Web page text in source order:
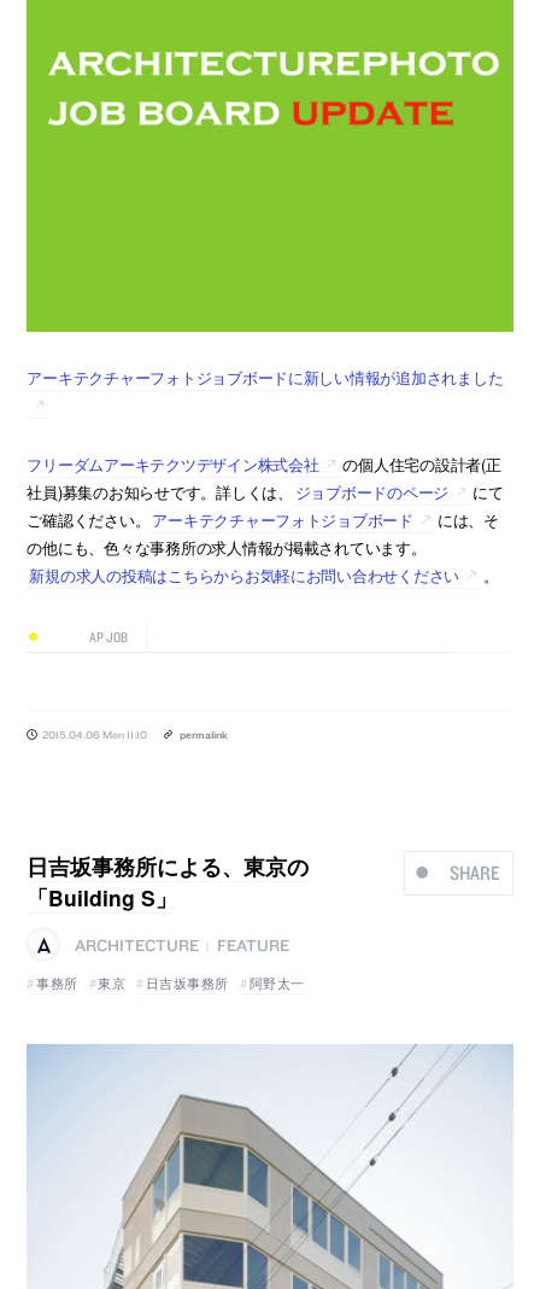
アーキテクチャーフォトジョブボードに新しい情報が追加されました
フリーダムアーキテクツデザイン株式会社
の個人住宅の設計者(正
社員)募集のお知らせです。詳しくは、
ジョブボードのページ
にて
ご確認ください。 アーキテクチャーフォトジョブボード
には、そ
の他にも、色々な事務所の求人情報が掲載されています。
新規の求人の投稿はこちらからお気軽にお問い合わせください
。
AP JOB
2015.04.06 Mon 11:10 permalink
SHARE
日吉坂事務所による、東京の
「Building S」
ARCHITECTURE
FEATURE
事務所
東京 日吉坂事務所 阿野太一